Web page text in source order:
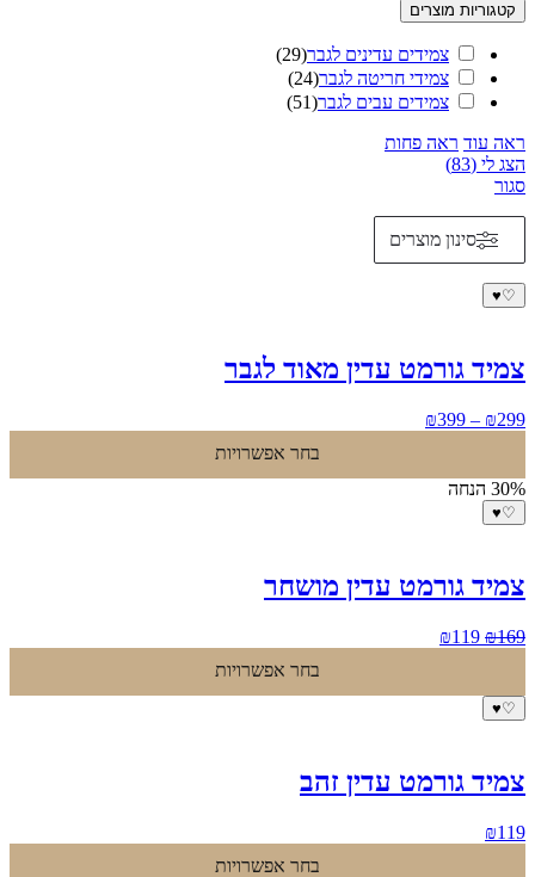
קטגוריות מוצרים
צמידים עדינים לגבר(
29
)
צמידי חריטה לגבר(
24
)
צמידים עבים לגבר(
51
)
ראה עוד ראה פחות
הצג לי (
83
)
סגור
סינון מוצרים
♡
♥
צמיד גורמט עדין מאוד לגבר
₪299
–
₪399
עד
בחר אפשרויות
30% הנחה
♡
♥
צמיד גורמט עדין מושחר
₪169
המחיר
₪169.
₪119
₪119.
בחר אפשרויות
♡
♥
צמיד גורמט עדין זהב
₪119
בחר אפשרויות